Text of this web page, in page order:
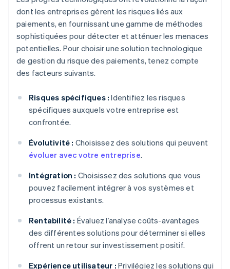
dont les entreprises gèrent les risques liés aux
paiements, en fournissant une gamme de méthodes
sophistiquées pour détecter et atténuer les menaces
potentielles. Pour choisir une solution technologique
de gestion du risque des paiements, tenez compte
des facteurs suivants.
Risques spécifiques : Identifiez les risques
spécifiques auxquels votre entreprise est
confrontée.
Évolutivité : Choisissez des solutions qui peuvent
évoluer avec votre entreprise.
Intégration : Choisissez des solutions que vous
pouvez facilement intégrer à vos systèmes et
processus existants.
Rentabilité : Évaluez l’analyse coûts-avantages
des différentes solutions pour déterminer si elles
offrent un retour sur investissement positif.
Expérience utilisateur : Privilégiez les solutions qui